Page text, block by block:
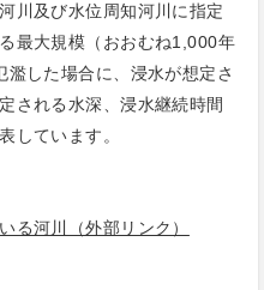
川及び水位周知河川に指定
最大規模（おおむね1,000年
した場合に、浸水が想定さ
される水深、浸水継続時間
しています。
る河川（外部リンク）